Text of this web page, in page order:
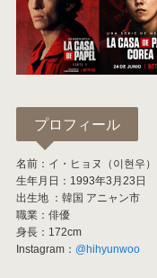
プロフィール
名前：イ・ヒョヌ（이현우）
生年月日：1993年3月23日
出生地 ：韓国 アニャン市
職業：俳優
身長：172cm
Instagram： @hihyunwoo